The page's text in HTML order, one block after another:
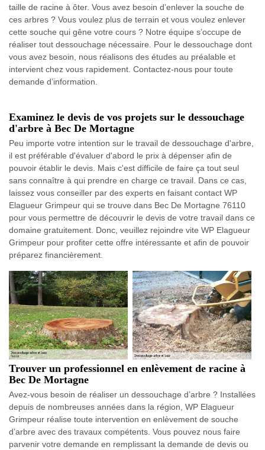
taille de racine à ôter. Vous avez besoin d’enlever la souche de
ces arbres ? Vous voulez plus de terrain et vous voulez enlever
cette souche qui gêne votre cours ? Notre équipe s’occupe de
réaliser tout dessouchage nécessaire. Pour le dessouchage dont
vous avez besoin, nous réalisons des études au préalable et
intervient chez vous rapidement. Contactez-nous pour toute
demande d’information.
Examinez le devis de vos projets sur le dessouchage
d'arbre à Bec De Mortagne
Peu importe votre intention sur le travail de dessouchage d'arbre,
il est préférable d'évaluer d'abord le prix à dépenser afin de
pouvoir établir le devis. Mais c'est difficile de faire ça tout seul
sans connaître à qui prendre en charge ce travail. Dans ce cas,
laissez vous conseiller par des experts en faisant contact WP
Elagueur Grimpeur qui se trouve dans Bec De Mortagne 76110
pour vous permettre de découvrir le devis de votre travail dans ce
domaine gratuitement. Donc, veuillez rejoindre vite WP Elagueur
Grimpeur pour profiter cette offre intéressante et afin de pouvoir
préparez financièrement.
Trouver un professionnel en enlèvement de racine à
Bec De Mortagne
Avez-vous besoin de réaliser un dessouchage d’arbre ? Installées
depuis de nombreuses années dans la région, WP Elagueur
Grimpeur réalise toute intervention en enlèvement de souche
d’arbre avec des travaux compétents. Vous pouvez nous faire
parvenir votre demande en remplissant la demande de devis ou